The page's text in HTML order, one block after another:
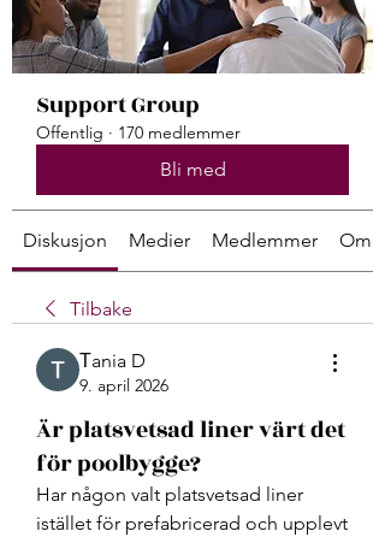
Support Group
Offentlig · 170 medlemmer
Bli med
Diskusjon Medier Medlemmer Om
Tilbake
Тania D
9. april 2026
Är platsvetsad liner värt det
för poolbygge?
Har någon valt platsvetsad liner
istället för prefabricerad och upplevt